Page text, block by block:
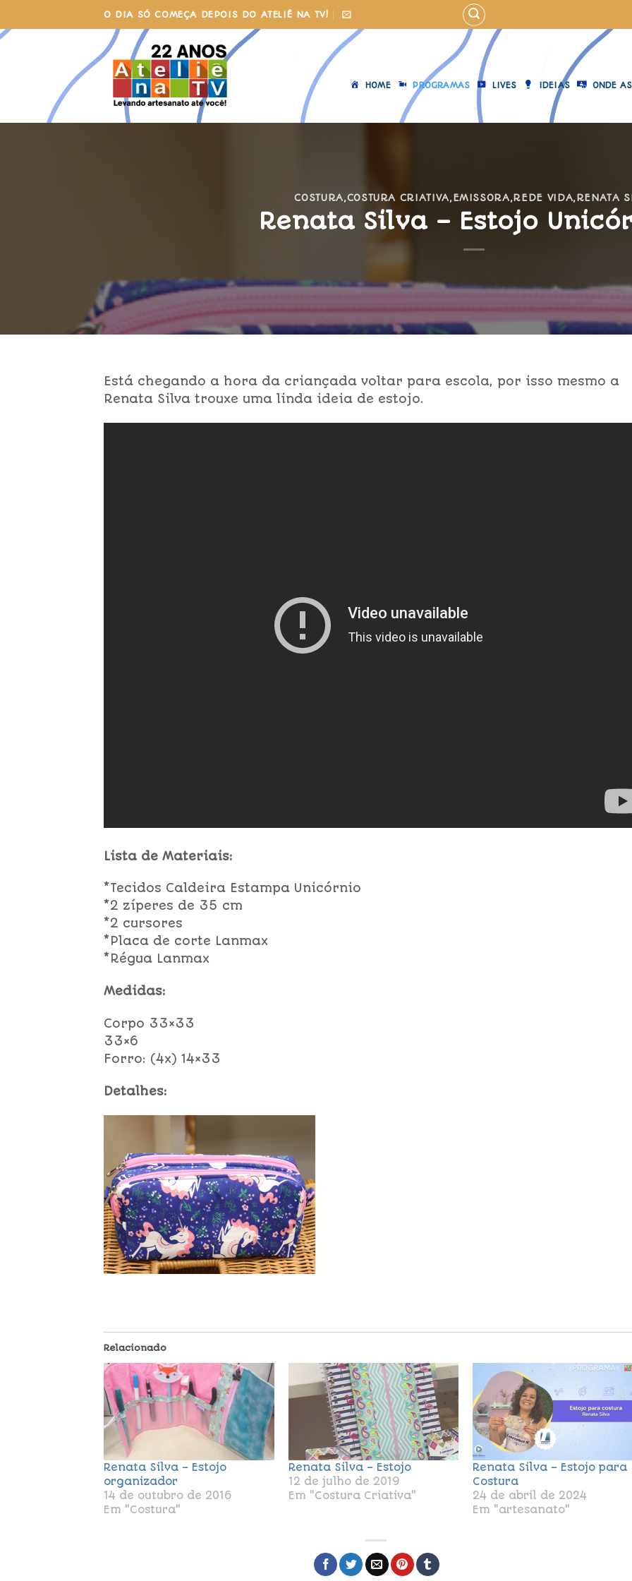
to
content
O DIA SÓ COMEÇA DEPOIS DO ATELIÊ NA TV!
HOME PROGRAMAS LIVES IDEIAS ONDE
COSTURA,COSTURA CRIATIVA,EMISSORA,REDE VIDA,RENATA
Renata Silva – Estojo
Está chegando a hora da criançada voltar para escola, por isso mesmo a
Renata Silva trouxe uma linda ideia de estojo.
Lista de Materiais:
*Tecidos Caldeira Estampa Unicórnio
*2 zíperes de 35 cm
*2 cursores
*Placa de corte Lanmax
*Régua Lanmax
Medidas:
Corpo 33×33
33×6
Forro: (4x) 14×33
Detalhes:
Relacionado
Renata Silva – Estojo
organizador
14 de outubro de 2016
Em "Costura"
Renata Silva – Estojo
12 de julho de 2019
Em "Costura Criativa"
Renata Silva – Estojo para
Costura
24 de abril de 2024
Em "artesanato"